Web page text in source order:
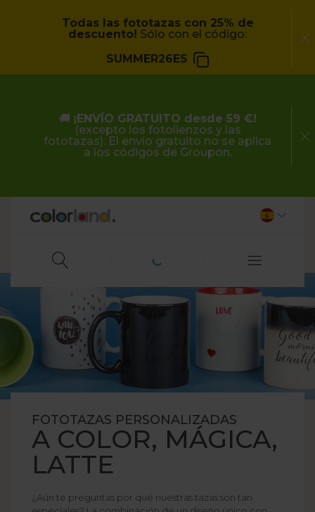
Todas las fototazas con 25% de
descuento! Sólo con el código:
SUMMER26ES
🚚 ¡ENVÍO GRATUITO desde 59 €!
(excepto los fotolienzos y las
fototazas). El envío gratuito no se aplica
a los códigos de Groupon.
FOTOTAZAS PERSONALIZADAS
A COLOR, MÁGICA,
LATTE
¿Aún te preguntas por qué nuestras tazas son tan